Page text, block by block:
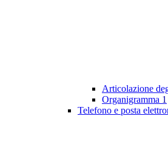
Articolazione
Organigramma 1
Telefono e posta